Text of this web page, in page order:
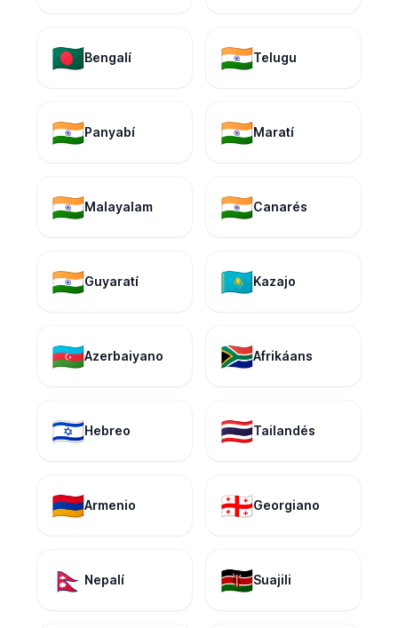
🇧🇩Bengalí 🇮🇳Telugu
🇮🇳Panyabí 🇮🇳Maratí
🇮🇳Malayalam 🇮🇳Canarés
🇮🇳Guyaratí 🇰🇿Kazajo
🇦🇿Azerbaiyano 🇿🇦Afrikáans
🇮🇱Hebreo 🇹🇭Tailandés
🇦🇲Armenio 🇬🇪Georgiano
🇳🇵 Nepalí 🇰🇪Suajili